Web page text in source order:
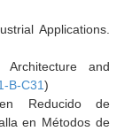
Applications.
and
B-C31)
Reducido de
en Métodos de